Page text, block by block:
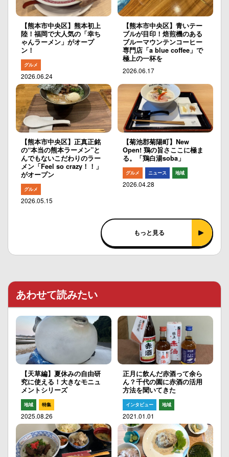
【熊本市中央区】熊本初上
陸！福岡で大人気の「幸ち
ゃんラーメン」がオープ
ン！
グルメ
2026.06.24
【熊本市中央区】青いテー
ブルが目印！焙煎機のある
ブルーマウンテンコーヒー
専門店「a blue coffee」で
極上の一杯を
2026.06.17
【熊本市中央区】正真正銘
の“本当の熊本ラーメン”と
んでもないこだわりのラー
メン「Feel so crazy！！」
がオープン
グルメ
2026.05.15
【菊池郡菊陽町】New
Open! 鶏の旨さここに極ま
る。「鶏白湯soba」
グルメ ニュース 地域
2026.04.28
もっと見る
あわせて読みたい
【天草編】夏休みの自由研
究に使える！大きなモニュ
メントシリーズ
地域 特集
2025.08.26
正月に飲んだ赤酒って余ら
ん？千代の園に赤酒の活用
方法を聞いてきた
インタビュー 地域
2021.01.01